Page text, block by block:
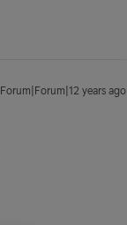
Forum|Forum|12 years ago